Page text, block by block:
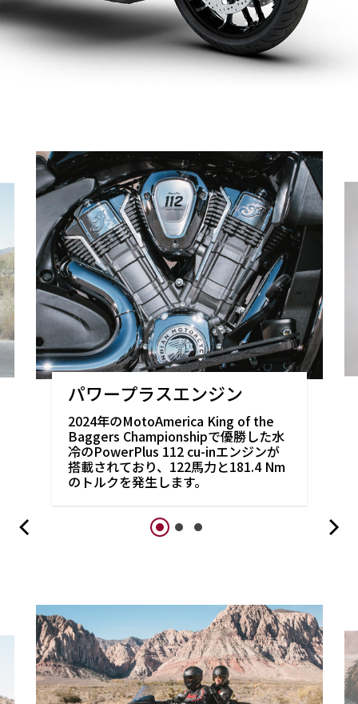
パワープラスエンジン
2024年のMotoAmerica King of the
Baggers Championshipで優勝した水
冷のPowerPlus 112 cu-inエンジンが
搭載されており、122馬力と181.4 Nm
のトルクを発生します。